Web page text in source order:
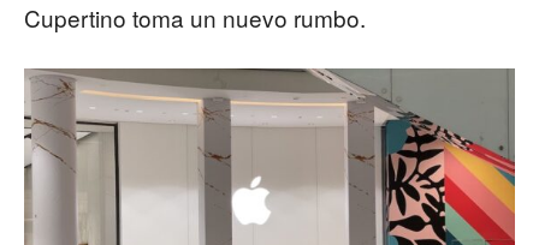
Cupertino toma un nuevo rumbo.